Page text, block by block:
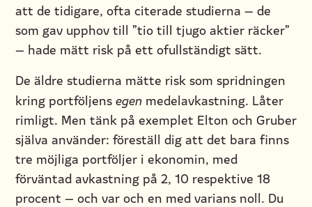
att de tidigare, ofta citerade studierna — de
som gav upphov till ”tio till tjugo aktier räcker”
— hade mätt risk på ett ofullständigt sätt.
De äldre studierna mätte risk som spridningen
kring portföljens egen medelavkastning. Låter
rimligt. Men tänk på exemplet Elton och Gruber
själva använder: föreställ dig att det bara finns
tre möjliga portföljer i ekonomin, med
förväntad avkastning på 2, 10 respektive 18
procent — och var och en med varians noll. Du